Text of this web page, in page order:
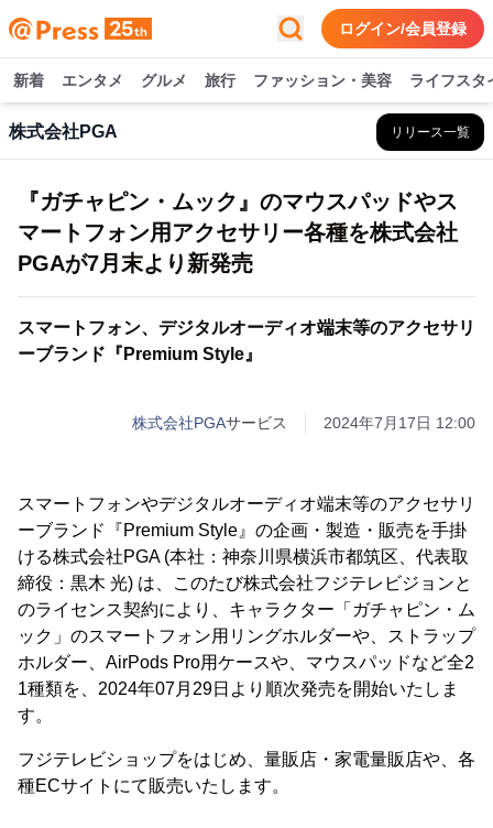
ログイン/会員登録
新着 エンタメ グルメ 旅行 ファッション・美容 ライフスタ
株式会社PGA リリース一覧
『ガチャピン・ムック』のマウスパッドやス
マートフォン用アクセサリー各種を株式会社
PGAが7月末より新発売
スマートフォン、デジタルオーディオ端末等のアクセサリ
ーブランド『Premium Style』
株式会社PGAサービス 2024年7月17日 12:00
スマートフォンやデジタルオーディオ端末等のアクセサリ
ーブランド『Premium Style』の企画・製造・販売を手掛
ける株式会社PGA (本社：神奈川県横浜市都筑区、代表取
締役：黒木 光) は、このたび株式会社フジテレビジョンと
のライセンス契約により、キャラクター「ガチャピン・ム
ック」のスマートフォン用リングホルダーや、ストラップ
ホルダー、AirPods Pro用ケースや、マウスパッドなど全2
1種類を、2024年07月29日より順次発売を開始いたしま
す。
フジテレビショップをはじめ、量販店・家電量販店や、各
種ECサイトにて販売いたします。